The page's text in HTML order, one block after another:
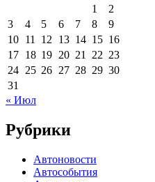
1
2
3
4 5 6 7 8
9
10 11 12 13 14 15 16
17 18 19 20 21 22 23
24 25 26 27 28 29 30
31
« Июл
Рубрики
Автоновости
Автособытия